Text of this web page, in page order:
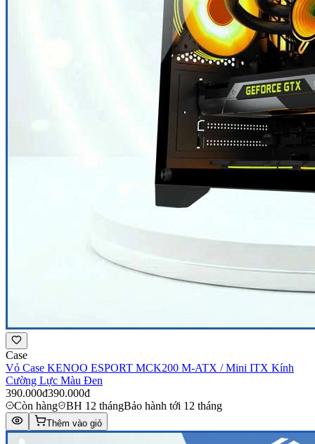
Case
Vỏ Case KENOO ESPORT MCK200 M-ATX / Mini ITX Kính
Cường Lực Màu Đen
390.000đ390.000đ
Còn hàng
BH 12 thángBảo hành tới 12 tháng
Thêm vào giỏ